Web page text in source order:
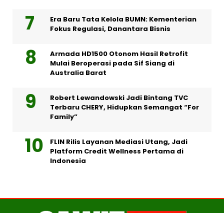
Era Baru Tata Kelola BUMN: Kementerian
Fokus Regulasi, Danantara Bisnis
Armada HD1500 Otonom Hasil Retrofit
Mulai Beroperasi pada Sif Siang di
Australia Barat
Robert Lewandowski Jadi Bintang TVC
Terbaru CHERY, Hidupkan Semangat “For
Family”
FLIN Rilis Layanan Mediasi Utang, Jadi
Platform Credit Wellness Pertama di
Indonesia